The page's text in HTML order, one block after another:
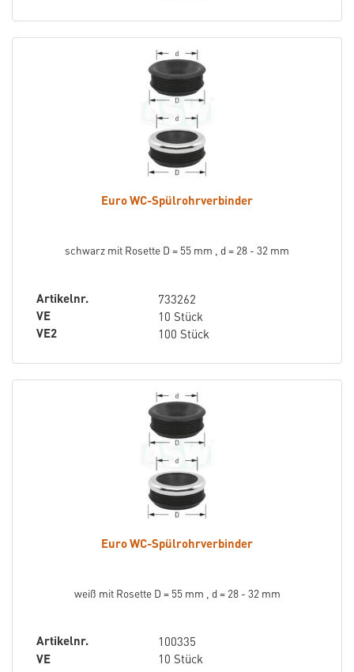
Euro WC-Spülrohrverbinder
schwarz mit Rosette D = 55 mm , d = 28 - 32 mm
Artikelnr.
733262
VE
10 Stück
VE2
100 Stück
Euro WC-Spülrohrverbinder
weiß mit Rosette D = 55 mm , d = 28 - 32 mm
Artikelnr.
100335
VE
10 Stück